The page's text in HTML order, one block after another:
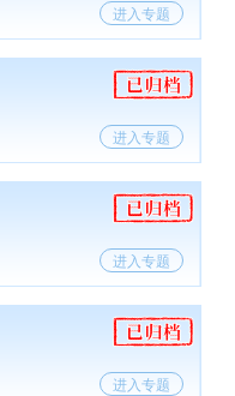
进入专题
进入专题
进入专题
进入专题